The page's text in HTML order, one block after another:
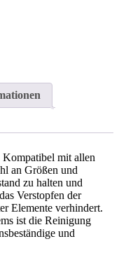
mit allen
an Größen und
zu halten und
Verstopfen der
Elemente verhindert.
ist die Reinigung
und